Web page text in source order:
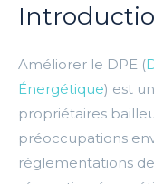
Améliorer le DPE (
Énergétique) est
propriétaires
préoccupations
réglementations